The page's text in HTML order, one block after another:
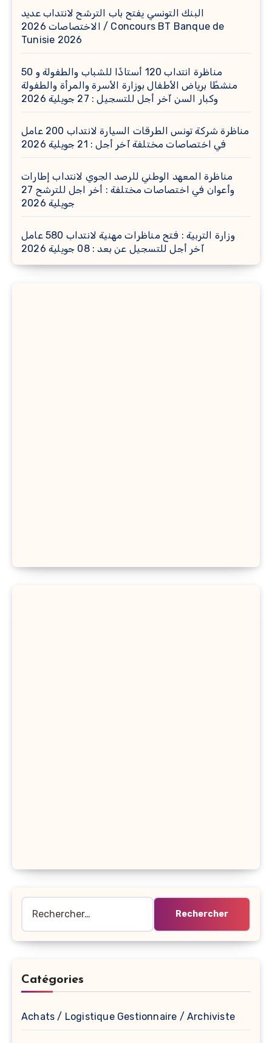
البنك التونسي يفتح باب الترشح لانتداب عديد
الاختصاصات 2026 / Concours BT Banque de
Tunisie 2026
مناظرة انتداب 120 أستاذًا للشباب والطفولة و 50
منشطًا برياض الأطفال بوزارة الأسرة والمرأة والطفولة
وكبار السن آخر أجل للتسجيل : 27 جويلية 2026
مناظرة شركة تونس الطرقات السيارة لانتداب 200 عامل
في اختصاصات مختلفة آخر أجل : 21 جويلية 2026
مناظرة المعهد الوطني للرصد الجوي لانتداب إطارات
وأعوان في اختصاصات مختلفة : أخر اجل للترشح 27
جويلية 2026
وزارة التربية : فتح مناظرات مهنية لانتداب 580 عامل
آخر أجل للتسجيل عن بعد : 08 جويلية 2026
Catégories
Achats / Logistique Gestionnaire / Archiviste